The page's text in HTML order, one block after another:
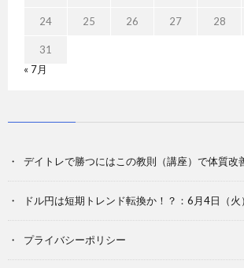
24 25 26 27 28
31
« 7月
デイトレで勝つにはこの教則（講座）で体質改
ドル円は短期トレンド転換か！？：6月4日（火
プライバシーポリシー